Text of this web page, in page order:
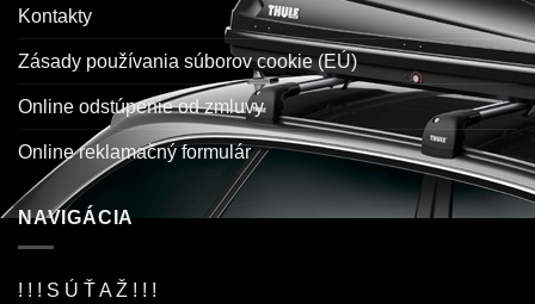
Kontakty
Zásady používania súborov cookie (EÚ)
Online odstúpenie od zmluvy
Online reklamačný formulár
NAVIGÁCIA
! ! ! S Ú Ť A Ž ! ! !